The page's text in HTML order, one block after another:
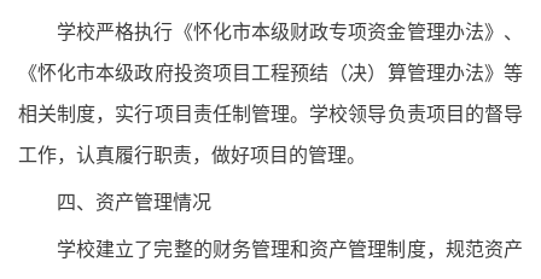
学校严格执行《怀化市本级财政专项资金管理办法》、
《怀化市本级政府投资项目工程预结（决）算管理办法》等
相关制度，实行项目责任制管理。学校领导负责项目的督导
工作，认真履行职责，做好项目的管理。
四、资产管理情况
学校建立了完整的财务管理和资产管理制度，规范资产